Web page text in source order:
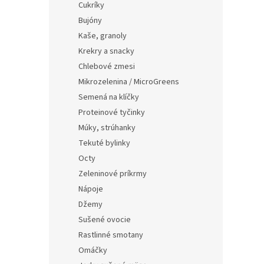
Cukríky
Bujóny
Kaše, granoly
Krekry a snacky
Chlebové zmesi
Mikrozelenina / MicroGreens
Semená na klíčky
Proteinové tyčinky
Múky, strúhanky
Tekuté bylinky
Octy
Zeleninové príkrmy
Nápoje
Džemy
Sušené ovocie
Rastlinné smotany
Omáčky